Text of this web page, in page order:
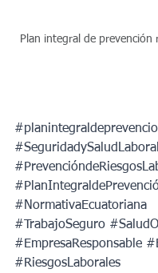
Plan integral de prevención
#SeguridadySaludLaboral
#NormativaEcuatoriana
#TrabajoSeguro
#EmpresaResponsable
#RiesgosLaborales